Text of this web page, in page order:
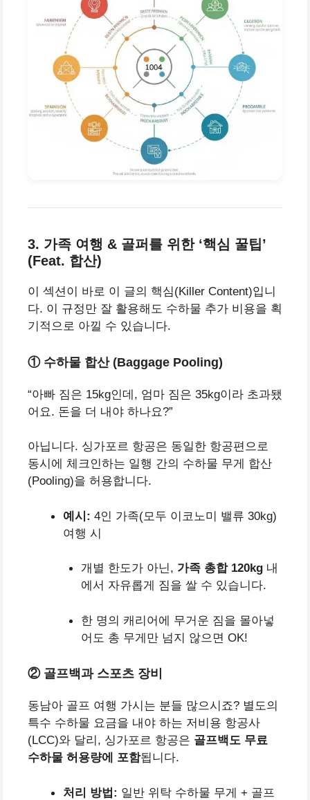
3. 가족 여행 & 골퍼를 위한 ‘핵심 꿀팁’
(Feat. 합산)
이 섹션이 바로 이 글의 핵심(Killer Content)입니
다. 이 규정만 잘 활용해도 수하물 추가 비용을 획
기적으로 아낄 수 있습니다.
① 수하물 합산 (Baggage Pooling)
“아빠 짐은 15kg인데, 엄마 짐은 35kg이라 초과됐
어요. 돈을 더 내야 하나요?”
아닙니다. 싱가포르 항공은 동일한 항공편으로
동시에 체크인하는 일행 간의 수하물 무게 합산
(Pooling)을 허용합니다.
예시: 4인 가족(모두 이코노미 밸류 30kg)
여행 시
개별 한도가 아닌, 가족 총합 120kg내
에서 자유롭게 짐을 쌀 수 있습니다.
한 명의 캐리어에 무거운 짐을 몰아넣
어도 총 무게만 넘지 않으면 OK!
② 골프백과 스포츠 장비
동남아 골프 여행 가시는 분들 많으시죠? 별도의
특수 수하물 요금을 내야 하는 저비용 항공사
(LCC)와 달리, 싱가포르 항공은 골프백도 무료
수하물 허용량에 포함됩니다.
처리 방법: 일반 위탁 수하물 무게 + 골프